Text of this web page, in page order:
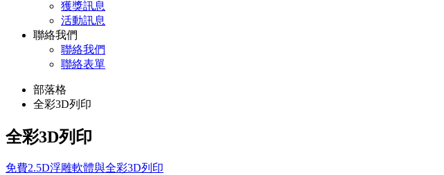
獲獎訊息
活動訊息
聯絡我們
聯絡我們
聯絡表單
部落格
全彩3D列印
全彩3D列印
免費2.5D浮雕軟體與全彩3D列印